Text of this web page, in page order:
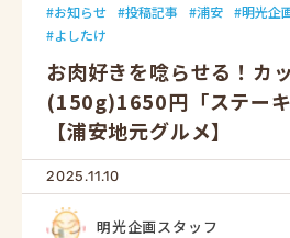
お知らせ 投稿記事 浦安 明光企
よしたけ
お肉好きを唸らせる！カ
(150g)1650円「ステー
【浦安地元グルメ】
2025.11.10
明光企画スタッフ